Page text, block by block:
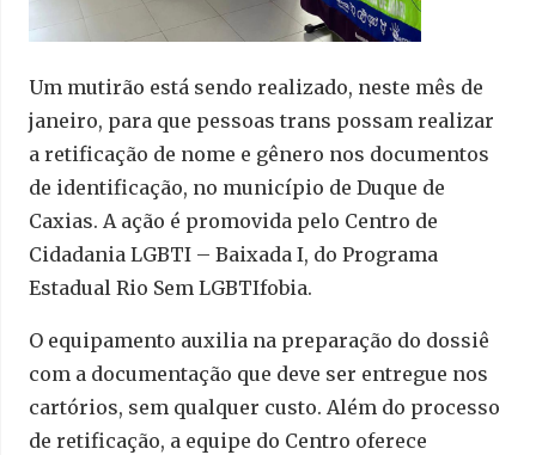
Um mutirão está sendo realizado, neste mês de
janeiro, para que pessoas trans possam realizar
a retificação de nome e gênero nos documentos
de identificação, no município de Duque de
Caxias. A ação é promovida pelo Centro de
Cidadania LGBTI – Baixada I, do Programa
Estadual Rio Sem LGBTIfobia.
O equipamento auxilia na preparação do dossiê
com a documentação que deve ser entregue nos
cartórios, sem qualquer custo. Além do processo
de retificação, a equipe do Centro oferece